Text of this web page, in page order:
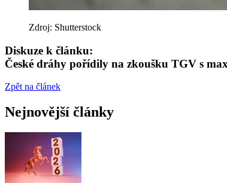
Zdroj: Shutterstock
Diskuze k článku:
České dráhy pořídily na zkoušku TGV s
Zpět na článek
Nejnovější články